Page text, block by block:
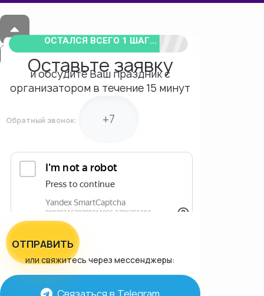
ОСТАЛСЯ ВСЕГО 1 ШАГ...
Оставьте заявку
и обсудите Ваш праздник с
организатором в течение 15 минут
Обратный звонок:
ОТПРАВИТЬ
или свяжитесь через мессенджеры: